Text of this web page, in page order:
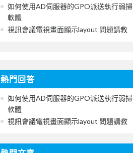
如何使用AD伺服器的GPO派送執行弱掃
軟體
視訊會議電視畫面顯示layout 問題請教
熱門回答
如何使用AD伺服器的GPO派送執行弱掃
軟體
視訊會議電視畫面顯示layout 問題請教